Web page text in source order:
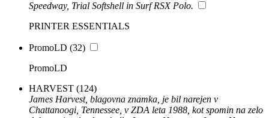
Speedway, Trial Softshell in Surf RSX Polo.
PRINTER ESSENTIALS
PromoLD (32)
PromoLD
HARVEST (124)
James Harvest, blagovna znamka, je bil narejen v
Chattanoogi, Tennessee, v ZDA leta 1988, kot spomin na zelo